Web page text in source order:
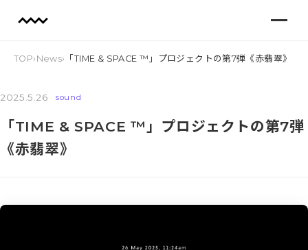
TOP› News› 「TIME & SPACE ™︎」プロジェクトの第7弾《赤翡翠》
2025.5.26 sound
「TIME & SPACE ™︎」プロジェクトの第7弾
《赤翡翠》